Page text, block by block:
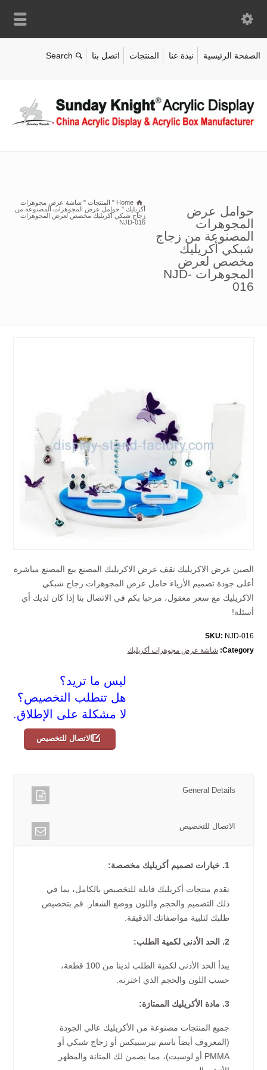
الصفحة الرئيسية نبذة عنا المنتجات اتصل بنا
حوامل عرض
المجوهرات
المصنوعة من زجاج
شبكي أكريليك
مخصص لعرض
المجوهرات NJD-
016
Home
" المنتجات " شاشة عرض مجوهرات
أكريليك " حوامل عرض المجوهرات المصنوعة من
زجاج شبكي أكريليك مخصص لعرض المجوهرات
NJD-016
الصين عرض الاكريليك تقف عرض الاكريليك المصنع بيع المصنع مباشرة
أعلى جودة تصميم الأزياء حامل عرض المجوهرات زجاج شبكي
الاكريليك مع سعر معقول، مرحبا بكم في الاتصال بنا إذا كان لديك أي
أسئلة!
SKU: NJD-016
Category: شاشة عرض مجوهرات أكريليك
ليس ما تريد؟
هل تتطلب التخصيص؟
لا مشكلة على الإطلاق.
الاتصال للتخصيص
General Details
الاتصال للتخصيص
1. خيارات تصميم أكريليك مخصصة:
نقدم منتجات أكريليك قابلة للتخصيص بالكامل، بما في
ذلك التصميم والحجم واللون ووضع الشعار. قم بتخصيص
طلبك لتلبية مواصفاتك الدقيقة.
2. الحد الأدنى لكمية الطلب:
يبدأ الحد الأدنى لكمية الطلب لدينا من 100 قطعة،
حسب اللون والحجم الذي اخترته.
3. مادة الأكريليك الممتازة:
جميع المنتجات مصنوعة من الأكريليك عالي الجودة
(المعروف أيضاً باسم بيرسبيكس أو زجاج شبكي أو
PMMA أو لوسيت)، مما يضمن لك المتانة والمظهر